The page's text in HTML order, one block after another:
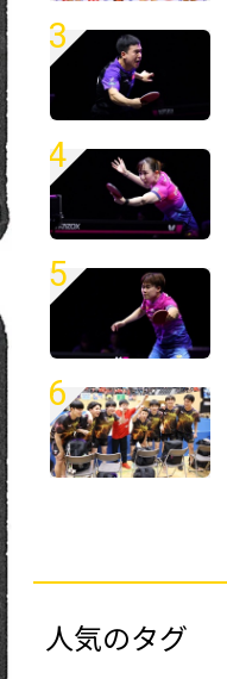
3
4
5
6
人気のタグ